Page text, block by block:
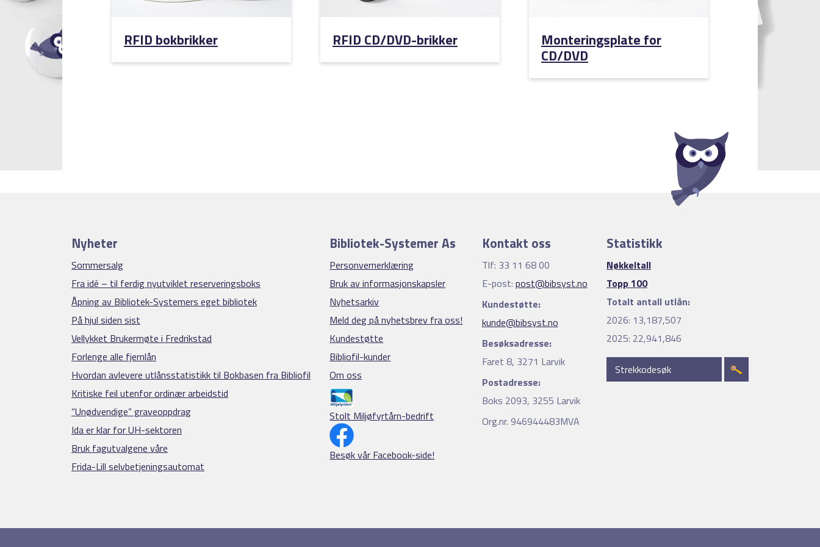
RFID bokbrikker RFID CD/DVD-brikker Monteringsplate for
CD/DVD
Nyheter
Sommersalg
Fra idé – til ferdig nyutviklet reserveringsboks
Åpning av Bibliotek-Systemers eget bibliotek
På hjul siden sist
Vellykket Brukermøte i Fredrikstad
Forlenge alle fjernlån
Hvordan avlevere utlånsstatistikk til Bokbasen fra Bibliofil
Kritiske feil utenfor ordinær arbeidstid
“Unødvendige” graveoppdrag
Ida er klar for UH-sektoren
Bruk fagutvalgene våre
Frida-Lill selvbetjeningsautomat
Bibliotek-Systemer As
Personvernerklæring
Bruk av informasjonskapsler
Nyhetsarkiv
Meld deg på nyhetsbrev fra oss!
Kundestøtte
Bibliofil-kunder
Om oss
Stolt Miljøfyrtårn-bedrift
Besøk vår Facebook-side!
Kontakt oss
Tlf: 33 11 68 00
E-post: post@bibsyst.no
Kundestøtte:
kunde@bibsyst.no
Besøksadresse:
Faret 8, 3271 Larvik
Postadresse:
Boks 2093, 3255 Larvik
Org.nr. 946944483MVA
Statistikk
Nøkkeltall
Topp 100
Totalt antall utlån:
2026: 13,187,507
2025: 22,941,846